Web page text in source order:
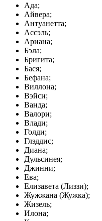
Ада;
Айвера;
Антуанетта;
Ассэль;
Ариана;
Бэла;
Бригита;
Бася;
Бефана;
Виллона;
Вэйси;
Ванда;
Валори;
Влади;
Голди;
Глэддис;
Диана;
Дульсинея;
Джинни;
Ева;
Елизавета (Лиззи);
Жужжана (Жужка);
Жизель;
Илона;